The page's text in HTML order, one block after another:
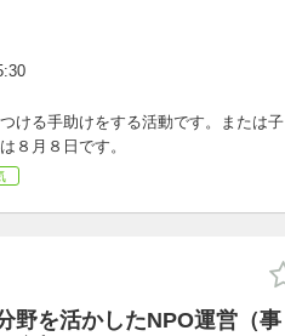
ける手助けをする活動です。または子
８月８日です。
野を活かしたNPO運営（事